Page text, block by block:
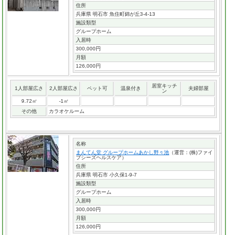
住所
兵庫県 明石市 魚住町錦が丘3-4-13
施設類型
グループホーム
入居時
300,000円
月額
126,000円
1人部屋広さ 2人部屋広さ ペット可 温泉付き
居室キッチ
ン
夫婦部屋
9.72㎡
-1㎡
その他
カラオケルーム
名称
まんてん堂 グループホームあかし野々池 （運営：(株)ファイ
ブシーズヘルスケア）
住所
兵庫県 明石市 小久保1-9-7
施設類型
グループホーム
入居時
300,000円
月額
126,000円